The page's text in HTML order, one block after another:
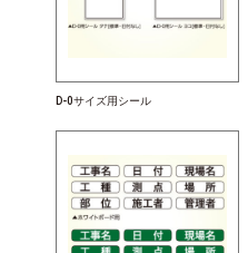
D-0サイズ用シール